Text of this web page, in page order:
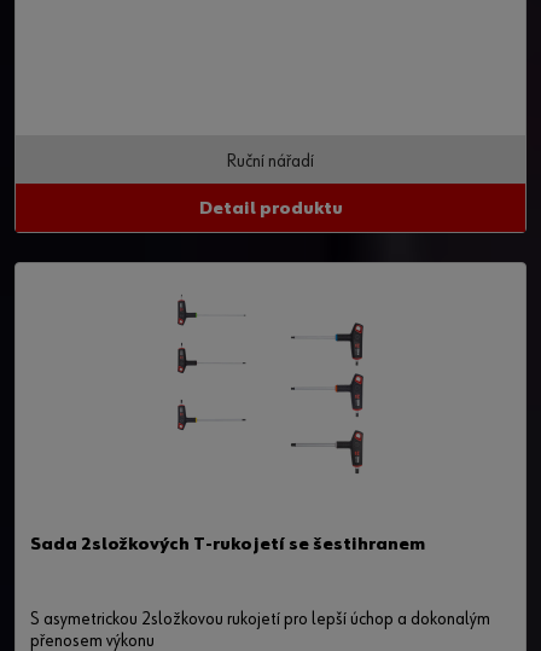
Ruční nářadí
Detail produktu
Sada 2složkových T-rukojetí se šestihranem
S asymetrickou 2složkovou rukojetí pro lepší úchop a dokonalým
přenosem výkonu